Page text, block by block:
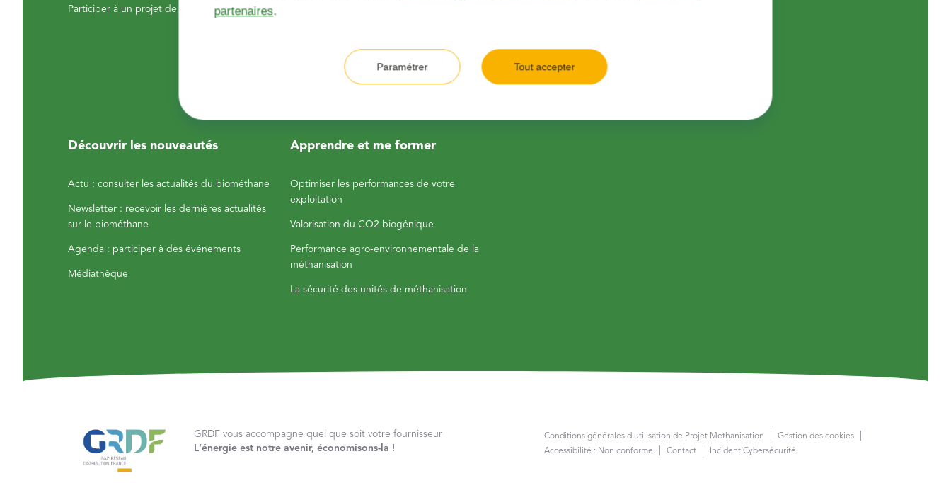
Participer à un projet de méthanisation
Comprendre l'accompagnement de GRDF
Découvrir les nouveautés
Actu : consulter les actualités du biométhane
Newsletter : recevoir les dernières actualités
sur le biométhane
Agenda : participer à des événements
Médiathèque
Apprendre et me former
Optimiser les performances de votre
exploitation
Valorisation du CO2 biogénique
Performance agro-environnementale de la
méthanisation
La sécurité des unités de méthanisation
GRDF vous accompagne quel que soit votre fournisseur
L‘énergie est notre avenir, économisons-la !
Conditions générales d'utilisation de Projet Methanisation
Gestion des cookies
Accessibilité : Non conforme
Contact Incident Cybersécurité
partenaires.
Paramétrer Tout accepter